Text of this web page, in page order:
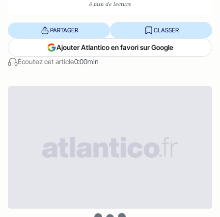
6 min de lecture
Écoutez cet article0:00min
PARTAGER CLASSER
Ajouter Atlantico en favori sur Google